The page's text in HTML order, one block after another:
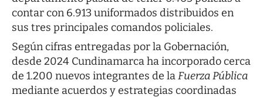
contar con 6.913 uniformados distribuidos en
sus tres principales comandos policiales.
Según cifras entregadas por la Gobernación,
desde 2024 Cundinamarca ha incorporado cerca
de 1.200 nuevos integrantes de laFuerza Pública
mediante acuerdos y estrategias coordinadas